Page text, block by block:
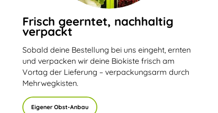
Frisch geerntet, nachhaltig
verpackt
Sobald deine Bestellung bei uns eingeht, ernten
und verpacken wir deine Biokiste frisch am
Vortag der Lieferung – verpackungsarm durch
Mehrwegkisten.
Eigener Obst-Anbau